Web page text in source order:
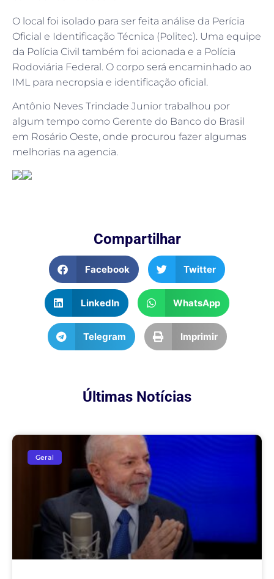
O local foi isolado para ser feita análise da Perícia
Oficial e Identificação Técnica (Politec). Uma equipe
da Polícia Civil também foi acionada e a Polícia
Rodoviária Federal. O corpo será encaminhado ao
IML para necropsia e identificação oficial.
Antônio Neves Trindade Junior trabalhou por
algum tempo como Gerente do Banco do Brasil
em Rosário Oeste, onde procurou fazer algumas
melhorias na agencia.
Compartilhar
Facebook Twitter
LinkedIn WhatsApp
Telegram Imprimir
Últimas Notícias
Geral